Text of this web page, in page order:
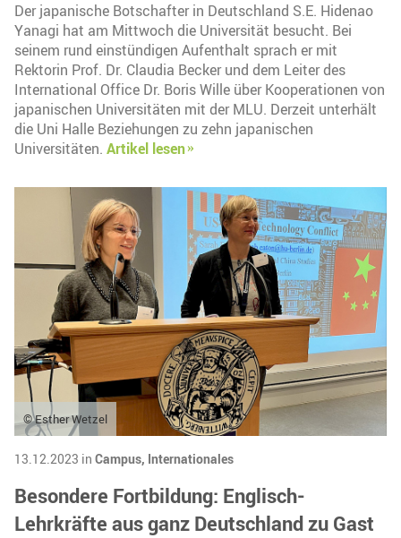
Der japanische Botschafter in Deutschland S.E. Hidenao
Yanagi hat am Mittwoch die Universität besucht. Bei
seinem rund einstündigen Aufenthalt sprach er mit
Rektorin Prof. Dr. Claudia Becker und dem Leiter des
International Office Dr. Boris Wille über Kooperationen von
japanischen Universitäten mit der MLU. Derzeit unterhält
die Uni Halle Beziehungen zu zehn japanischen
Universitäten. Artikel lesen
© Esther Wetzel
13.12.2023 in Campus, Internationales
Besondere Fortbildung: Englisch-
Lehrkräfte aus ganz Deutschland zu Gast